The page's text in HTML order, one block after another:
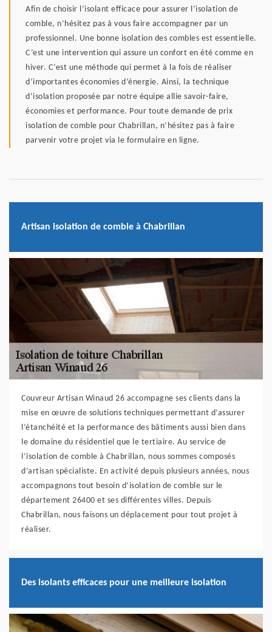
Afin de choisir l’isolant efficace pour assurer l’isolation de
comble, n’hésitez pas à vous faire accompagner par un
professionnel. Une bonne isolation des combles est essentielle.
C’est une intervention qui assure un confort en été comme en
hiver. C’est une méthode qui permet à la fois de réaliser
d’importantes économies d’énergie. Ainsi, la technique
d’isolation proposée par notre équipe allie savoir-faire,
économies et performance. Pour toute demande de prix
isolation de comble pour Chabrillan, n’hésitez pas à faire
parvenir votre projet via le formulaire en ligne.
Artisan isolation de comble à Chabrillan
Couvreur Artisan Winaud 26 accompagne ses clients dans la
mise en œuvre de solutions techniques permettant d’assurer
l’étanchéité et la performance des bâtiments aussi bien dans
le domaine du résidentiel que le tertiaire. Au service de
l’isolation de comble à Chabrillan, nous sommes composés
d’artisan spécialiste. En activité depuis plusieurs années, nous
accompagnons tout besoin d’isolation de comble sur le
département 26400 et ses différentes villes. Depuis
Chabrillan, nous faisons un déplacement pour tout projet à
réaliser.
Des isolants efficaces pour une meilleure isolation